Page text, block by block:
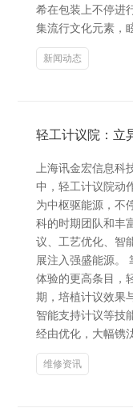
希在包装上不停进
集流行文化元素，
新闻动态
轻工计议院：立
上海讯金宏信息
中，轻工计议院动
为中枢驱能源，不
科的时期团队和丰
议、工艺优化、智
展注入强盛能源。
体验的更高条目，
期，培植计议效果
智能支持计议等技
经由优化，大幅镌
维修资讯